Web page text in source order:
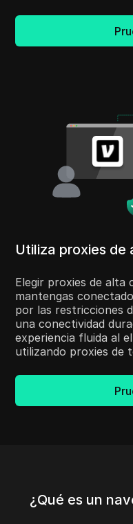
Utiliza proxies de
Elegir proxies de alta
mantengas
por las restricciones
una conectividad
experiencia fluida al
utilizando proxies de
¿Qué es un